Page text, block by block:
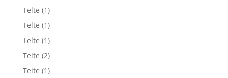
Telte (1)
Telte (1)
Telte (1)
Telte (2)
Telte (1)